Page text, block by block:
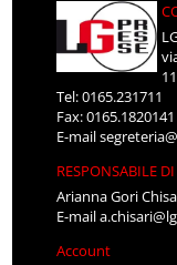
Tel: 0165.231711
Fax: 0165.1820141
E-mail
RESPONSABILE
Arianna Gori
E-mail
Account